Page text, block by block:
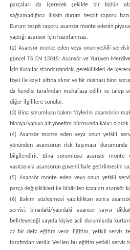
parçaları da içerecek şekilde bir bütün
sağlamadığına ilişkin durum tespit raporu
Durum tespit raporu asansör monte edenin
yaptığı asansör için hazırlanmaz.
(2) Asansör monte eden veya onun yetkili
güncel TS EN 13015: Asansör ve Yürüyen
İçin Kurallar standardındaki gereklilikleri de
föyü ile kayıt altına alınır ve bir nüshası bina
da kendisi tarafından muhafaza edilir ve talep
diğer ilgililere sunulur.
(3) Bina sorumlusu bakım föylerini asansörün
binaya/yapıya ait yönetim bürosunda kalıcı
(4) Asansör monte eden veya onun yetkili
yönünden asansörün risk taşıması
bilgilendirir. Bina sorumlusu asansör
vasıtasıyla asansörün güvenli hale getirilmesini
(5) Asansör monte eden veya onun yetkili
parça değişiklikleri ile bildirilen kazaları asansör
(6) Bakım sözleşmesi yapıldıktan sonra
servisi, binadaki/yapıdaki asansör sayısı
belirleyeceği sayıda kişiye acil durumlarda
az bir defa eğitim verir. Eğitim, yetkili servis
tarafından verilir. Verilen bu eğitim yetkili servis